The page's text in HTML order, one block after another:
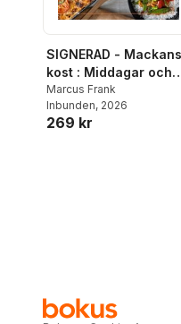
SIGNERAD - Mackans
kost : Middagar och
matlådor
Marcus Frank
Inbunden, 2026
269 kr